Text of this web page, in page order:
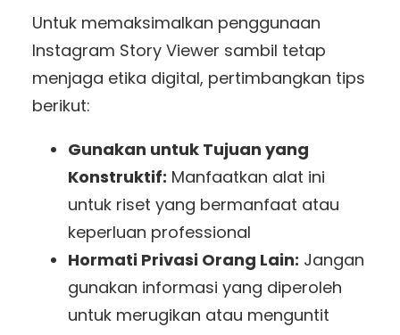
Untuk memaksimalkan penggunaan
Instagram Story Viewer sambil tetap
menjaga etika digital, pertimbangkan tips
berikut:
Gunakan untuk Tujuan yang
Konstruktif: Manfaatkan alat ini
untuk riset yang bermanfaat atau
keperluan professional
Hormati Privasi Orang Lain: Jangan
gunakan informasi yang diperoleh
untuk merugikan atau menguntit